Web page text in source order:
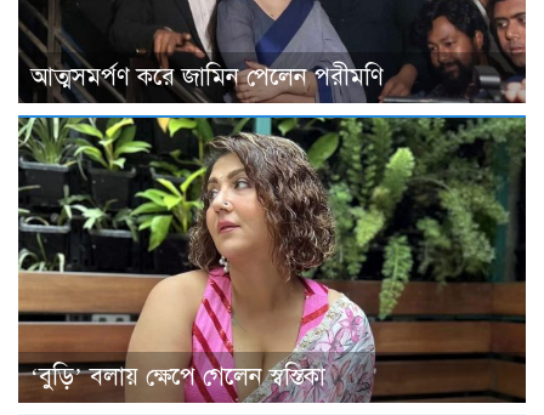
আত্মসমর্পণ করে জামিন পেলেন পরীমণি
‘বুড়ি’ বলায় ক্ষেপে গেলেন স্বস্তিকা